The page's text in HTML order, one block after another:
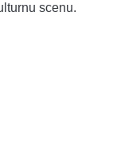
scenu.